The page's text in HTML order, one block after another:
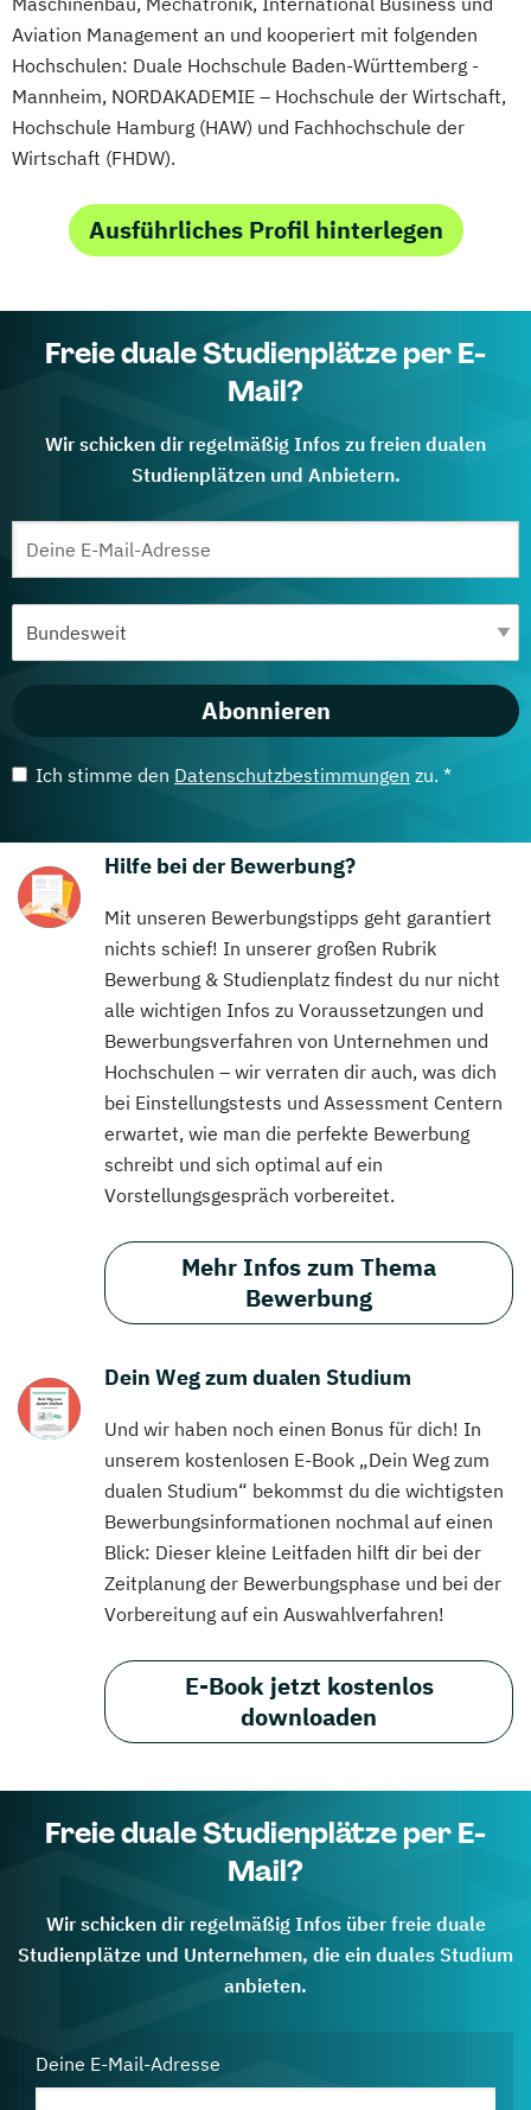
Aviation Management an und kooperiert mit folgenden
Hochschulen: Duale Hochschule Baden-Württemberg -
Mannheim, NORDAKADEMIE – Hochschule der Wirtschaft,
Hochschule Hamburg (HAW) und Fachhochschule der
Wirtschaft (FHDW).
Ausführliches Profil hinterlegen
Freie duale Studienplätze per E-
Mail?
Wir schicken dir regelmäßig Infos zu freien dualen
Studienplätzen und Anbietern.
Abonnieren
Ich stimme den Datenschutzbestimmungen zu. *
Hilfe bei der Bewerbung?
Mit unseren Bewerbungstipps geht garantiert
nichts schief! In unserer großen Rubrik
Bewerbung & Studienplatz findest du nur nicht
alle wichtigen Infos zu Voraussetzungen und
Bewerbungsverfahren von Unternehmen und
Hochschulen – wir verraten dir auch, was dich
bei Einstellungstests und Assessment Centern
erwartet, wie man die perfekte Bewerbung
schreibt und sich optimal auf ein
Vorstellungsgespräch vorbereitet.
Mehr Infos zum Thema
Bewerbung
Dein Weg zum dualen Studium
Und wir haben noch einen Bonus für dich! In
unserem kostenlosen E-Book „Dein Weg zum
dualen Studium“ bekommst du die wichtigsten
Bewerbungsinformationen nochmal auf einen
Blick: Dieser kleine Leitfaden hilft dir bei der
Zeitplanung der Bewerbungsphase und bei der
Vorbereitung auf ein Auswahlverfahren!
E-Book jetzt kostenlos
downloaden
Freie duale Studienplätze per E-
Mail?
Wir schicken dir regelmäßig Infos über freie duale
Studienplätze und Unternehmen, die ein duales Studium
anbieten.
Deine E-Mail-Adresse